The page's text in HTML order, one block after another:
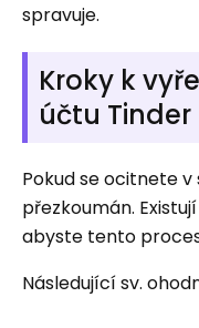
spravuje.
Kroky k
účtu Tinder
Pokud se ocitnete v
přezkoumán.
abyste tento
Následující sv.